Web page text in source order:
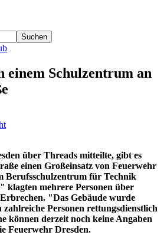
Suchen
einem Schulzentrum an
über Threads mitteilte, gibt es
einen Großeinsatz von Feuerwehr
Berufsschulzentrum für Technik
klagten mehrere Personen über
"Das Gebäude wurde
Personen rettungsdienstlich
können derzeit noch keine Angaben
Feuerwehr Dresden.